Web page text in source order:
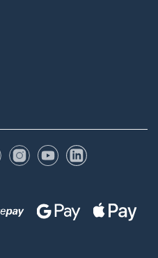
FacebookInstagram
YouTubeLinkedIn